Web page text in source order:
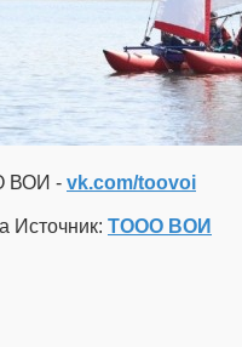
ВОИ - vk.com/toovoi
Источник: ТООО ВОИ